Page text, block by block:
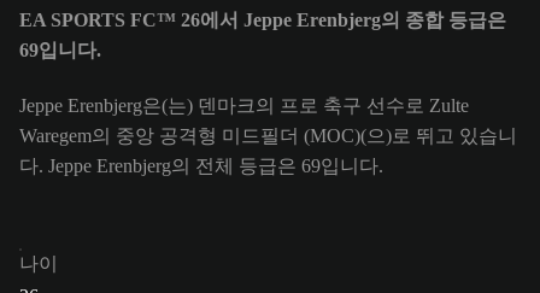
EA SPORTS FC™ 26에서 Jeppe Erenbjerg의 종합 등급은
69입니다.
Jeppe Erenbjerg은(는) 덴마크의 프로 축구 선수로 Zulte
Waregem의 중앙 공격형 미드필더 (MOC)(으)로 뛰고 있습니
다. Jeppe Erenbjerg의 전체 등급은 69입니다.
나이